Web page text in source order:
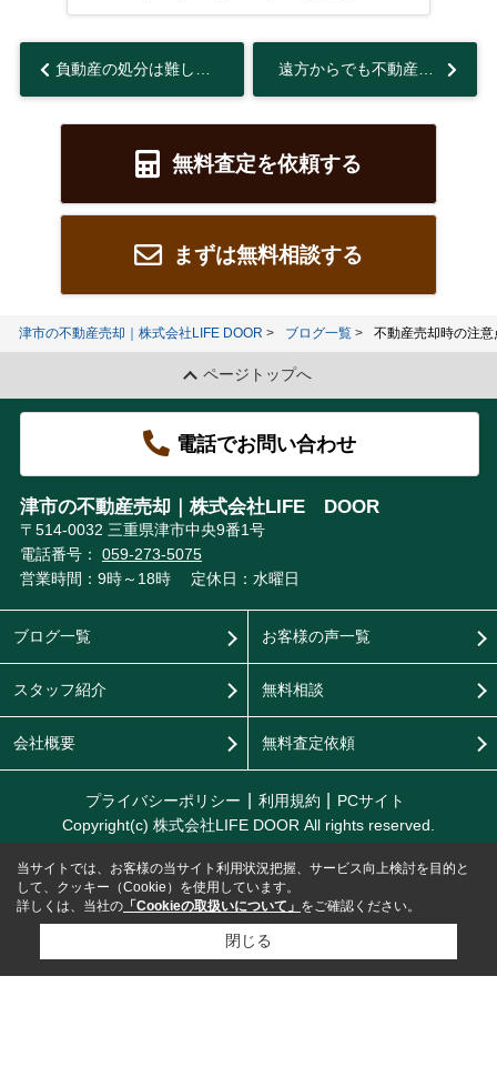
無料査定を依頼する
まずは無料相談する
津市の不動産売却｜株式会社LIFE DOOR ブログ一覧 不動産売却時の注
ページトップへ
電話でお問い合わせ
津市の不動産売却｜株式会社LIFE DOOR
〒514-0032 三重県津市中央9番1号
電話番号： 059-273-5075
営業時間：9時～18時
定休日：水曜日
ブログ一覧
スタッフ紹介
会社概要
お客様の声一覧
無料相談
無料査定依頼
プライバシーポリシー 利用規約
PCサイト
Copyright(c) 株式会社LIFE DOOR All rights reserved.
当サイトでは、お客様の当サイト利用状況把握、サービス向上検討を目的と
して、クッキー（Cookie）を使用しています。
詳しくは、当社の 「Cookieの取扱いについて」 をご確認ください。
閉じる